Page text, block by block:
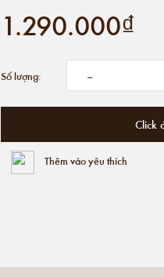
1.290.000₫
Số lượng: -
Click
Thêm vào yêu thích